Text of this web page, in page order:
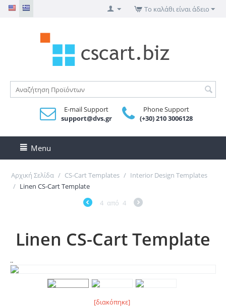
Το καλάθι είναι άδειο
E-mail Support
support@dvs.gr
Phone Support
(+30) 210 3006128
Menu
Αρχική Σελίδα / CS-Cart Templates / Interior Design Templates
/ Linen CS-Cart Template
4 από 4
Linen CS-Cart Template
..
[διακόπηκε]